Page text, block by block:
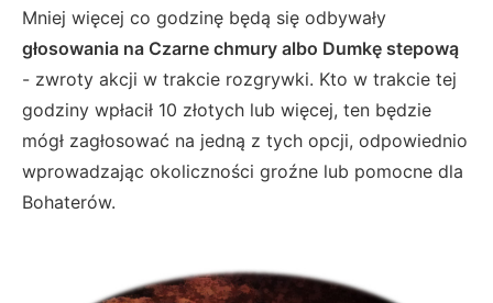
Mniej więcej co godzinę będą się odbywały
głosowania na Czarne chmury albo Dumkę stepową
- zwroty akcji w trakcie rozgrywki. Kto w trakcie tej
godziny wpłacił 10 złotych lub więcej, ten będzie
mógł zagłosować na jedną z tych opcji, odpowiednio
wprowadzając okoliczności groźne lub pomocne dla
Bohaterów.